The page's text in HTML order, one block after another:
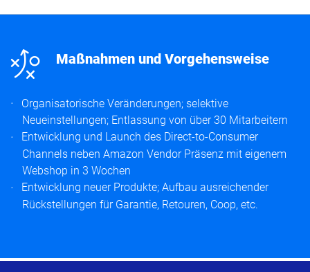
n Maßnahmen und Vorgehensweise
Organisatorische Veränderungen; selektive
Neueinstellungen; Entlassung von über 30 Mitarbeitern
Entwicklung und Launch des Direct-to-Consumer
Channels neben Amazon Vendor Präsenz mit eigenem
Webshop in 3 Wochen
Entwicklung neuer Produkte; Aufbau ausreichender
Rückstellungen für Garantie, Retouren, Coop, etc.